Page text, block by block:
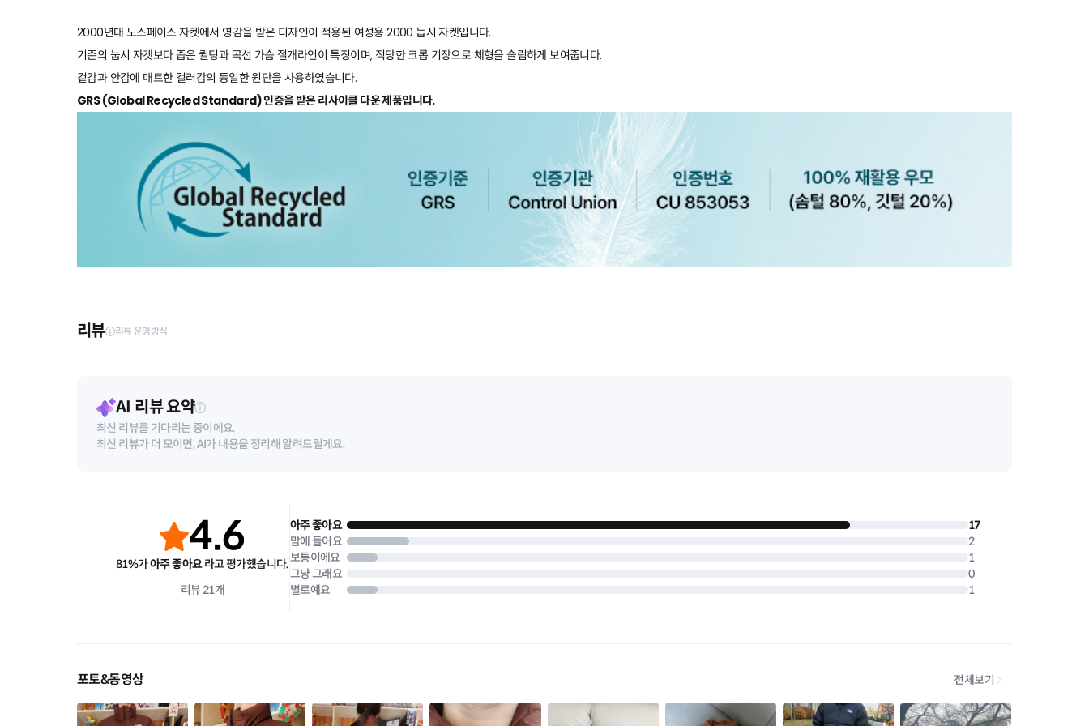
2000년대 노스페이스 자켓에서 영감을 받은 디자인이 적용된 여성용 2000 눕시 자켓입니다.
기존의 눕시 자켓보다 좁은 퀼팅과 곡선 가슴 절개라인이 특징이며, 적당한 크롭 기장으로 체형을 슬림하게 보여줍니다.
겉감과 안감에 매트한 컬러감의 동일한 원단을 사용하였습니다.
GRS (Global Recycled Standard) 인증을 받은 리사이클 다운 제품입니다.